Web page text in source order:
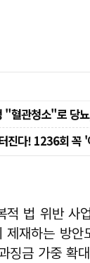
적 법 위반 사
제재하는 방
징금 가중 확